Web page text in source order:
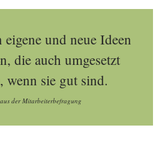
und neue Ideen
die auch umgesetzt
wenn sie gut sind.
der Mitarbeiterbefragung